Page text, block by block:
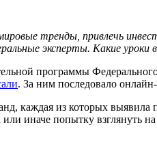
тренды, привлечь
эксперты. Какие
программы
. За ним последовало
каждая из которых
иначе попытку взглянуть